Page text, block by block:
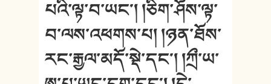
པའི་ལྟ་བ་ཡང༌། །ཅིག་ཤོས་ལྟ་
བ་ལས་འཕགས་པ། །ཉན་ཐོས་
རང་རྒྱལ་མདོ་སྡེ་དང༌། །ཀྲྀ་ཡ་